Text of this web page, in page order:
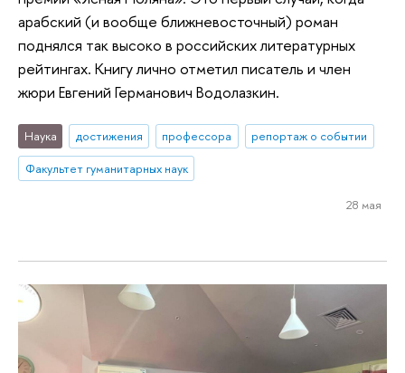
арабский (и вообще ближневосточный) роман
поднялся так высоко в российских литературных
рейтингах. Книгу лично отметил писатель и член
жюри Евгений Германович Водолазкин.
Наука достижения профессора
репортаж о событии
Факультет гуманитарных наук
28 мая